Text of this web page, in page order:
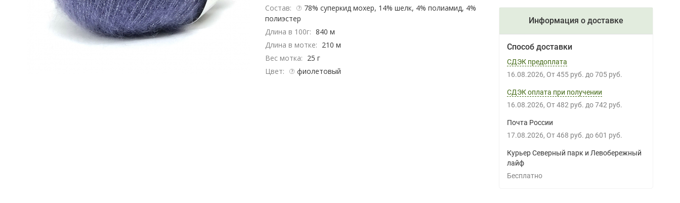
Состав:
78% суперкид мохер, 14% шелк, 4% полиамид, 4%
полиэстер
Длина в 100г: 840 м
Длина в мотке: 210 м
Вес мотка: 25 г
Цвет:
фиолетовый
Информация о доставке
Способ доставки
СДЭК предоплата
16.08.2026 От 455 руб. до 705 руб.
СДЭК оплата при получении
16.08.2026 От 482 руб. до 742 руб.
Почта России
17.08.2026 От 468 руб. до 601 руб.
Курьер Северный парк и Левобережный
лайф
Бесплатно